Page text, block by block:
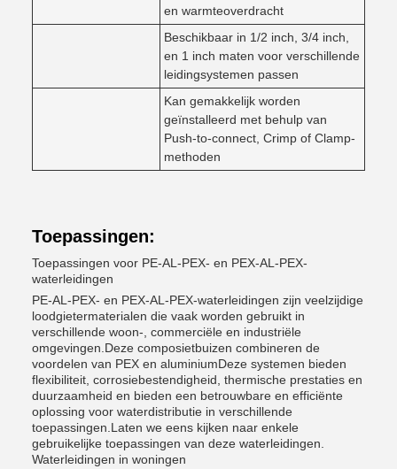
en warmteoverdracht
Beschikbaar in 1/2 inch, 3/4 inch,
en 1 inch maten voor verschillende
leidingsystemen passen
Kan gemakkelijk worden
geïnstalleerd met behulp van
Push-to-connect, Crimp of Clamp-
methoden
Toepassingen:
Toepassingen voor PE-AL-PEX- en PEX-AL-PEX-
waterleidingen
PE-AL-PEX- en PEX-AL-PEX-waterleidingen zijn veelzijdige
loodgietermaterialen die vaak worden gebruikt in
verschillende woon-, commerciële en industriële
omgevingen.Deze composietbuizen combineren de
voordelen van PEX en aluminiumDeze systemen bieden
flexibiliteit, corrosiebestendigheid, thermische prestaties en
duurzaamheid en bieden een betrouwbare en efficiënte
oplossing voor waterdistributie in verschillende
toepassingen.Laten we eens kijken naar enkele
gebruikelijke toepassingen van deze waterleidingen.
Waterleidingen in woningen